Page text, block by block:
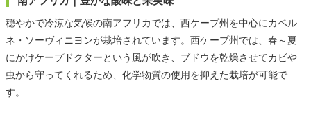
穏やかで冷涼な気候の南アフリカでは、西ケープ州を中心にカベル
ネ・ソーヴィニヨンが栽培されています。西ケープ州では、春～夏
にかけケープドクターという風が吹き、ブドウを乾燥させてカビや
虫から守ってくれるため、化学物質の使用を抑えた栽培が可能で
す。